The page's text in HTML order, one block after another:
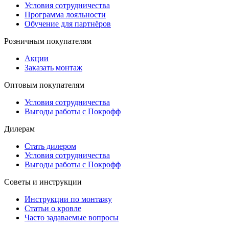
Условия сотрудничества
Программа лояльности
Обучение для партнёров
Розничным покупателям
Акции
Заказать монтаж
Оптовым покупателям
Условия сотрудничества
Выгоды работы с Покрофф
Дилерам
Стать дилером
Условия сотрудничества
Выгоды работы с Покрофф
Советы и инструкции
Инструкции по монтажу
Статьи о кровле
Часто задаваемые вопросы